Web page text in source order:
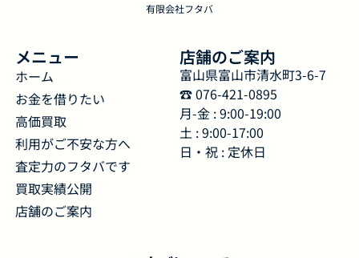
有限会社フタバ
メニュー
ホーム
お金を借りたい
高価買取
利用がご不安な方へ
査定力のフタバです
買取実績公開
店舗のご案内
店舗のご案内
富山県富山市清水町3-6-7
☎︎ 076-421-0895
月-金 : 9:00-19:00
土 : 9:00-17:00
日・祝 : 定休日